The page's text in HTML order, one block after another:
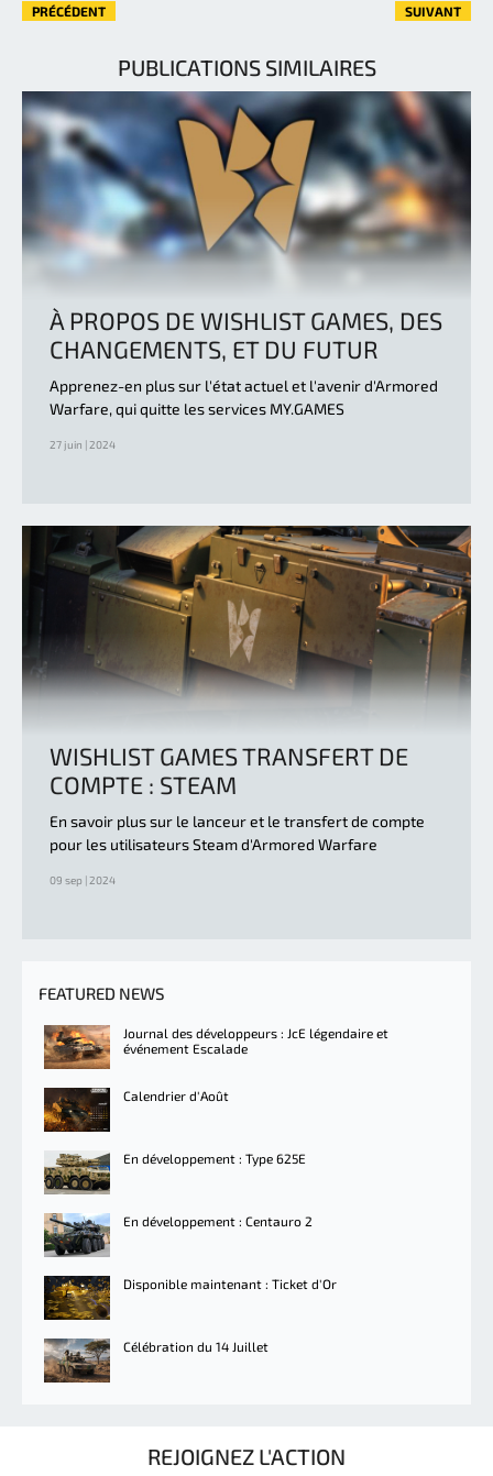
PRÉCÉDENT SUIVANT
PUBLICATIONS SIMILAIRES
À PROPOS DE WISHLIST GAMES, DES
CHANGEMENTS, ET DU FUTUR
Apprenez-en plus sur l'état actuel et l'avenir d'Armored
Warfare, qui quitte les services MY.GAMES
27 juin | 2024
WISHLIST GAMES TRANSFERT DE
COMPTE : STEAM
En savoir plus sur le lanceur et le transfert de compte
pour les utilisateurs Steam d'Armored Warfare
09 sep | 2024
FEATURED NEWS
Journal des développeurs : JcE légendaire et
événement Escalade
Calendrier d'Août
En développement : Type 625E
En développement : Centauro 2
Disponible maintenant : Ticket d'Or
Célébration du 14 Juillet
REJOIGNEZ L'ACTION